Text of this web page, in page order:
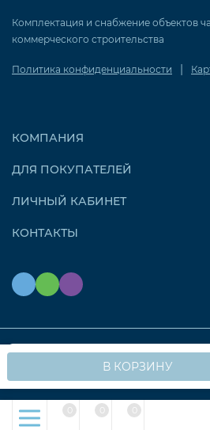
В КОРЗИНУ
Комплектация и снабжение объектов
коммерческого строительства
Политика конфиденциальности |
КОМПАНИЯ
ДЛЯ ПОКУПАТЕЛЕЙ
ЛИЧНЫЙ КАБИНЕТ
КОНТАКТЫ
быстрее для вас.